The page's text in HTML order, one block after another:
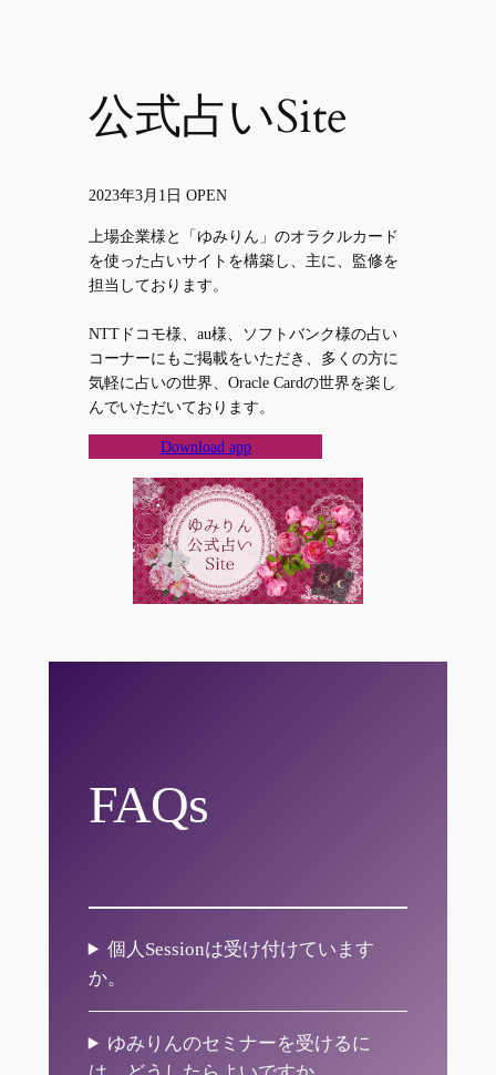
公式占いSite
2023年3月1日 OPEN
上場企業様と「ゆみりん」のオラクルカード
を使った占いサイトを構築し、主に、監修を
担当しております。
NTTドコモ様、au様、ソフトバンク様の占い
コーナーにもご掲載をいただき、多くの方に
気軽に占いの世界、Oracle Cardの世界を楽し
んでいただいております。
Download app
FAQs
個人Sessionは受け付けています
か。
ゆみりんのセミナーを受けるに